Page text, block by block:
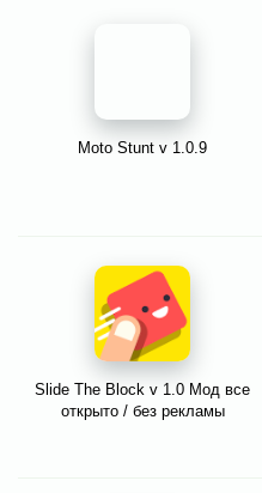
Moto Stunt v 1.0.9
Slide The Block v 1.0 Мод все
открыто / без рекламы